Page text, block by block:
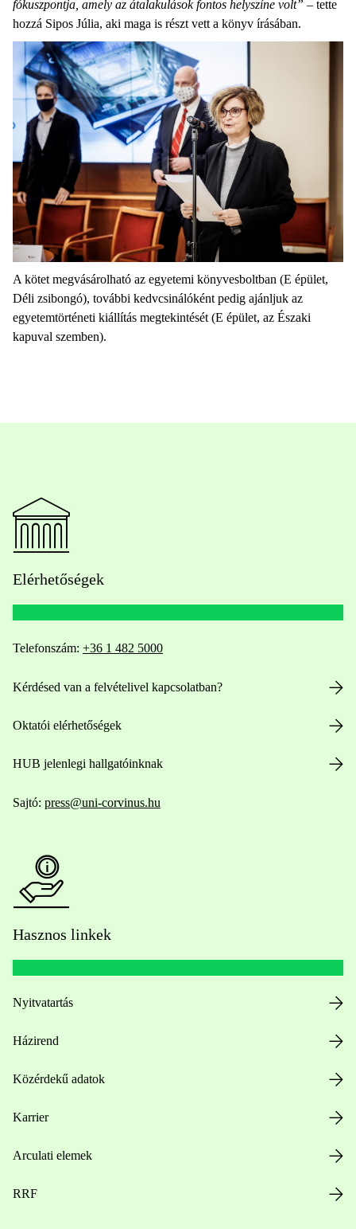
fókuszpontja, amely az átalakulások fontos helyszíne volt” – tette
hozzá Sipos Júlia, aki maga is részt vett a könyv írásában.
A kötet megvásárolható az egyetemi könyvesboltban (E épület,
Déli zsibongó), további kedvcsinálóként pedig ajánljuk az
egyetemtörténeti kiállítás megtekintését (E épület, az Északi
kapuval szemben).
Elérhetőségek
Telefonszám: +36 1 482 5000
Kérdésed van a felvételivel kapcsolatban?
Oktatói elérhetőségek
HUB jelenlegi hallgatóinknak
Sajtó: press@uni-corvinus.hu
Hasznos linkek
Nyitvatartás
Házirend
Közérdekű adatok
Karrier
Arculati elemek
RRF